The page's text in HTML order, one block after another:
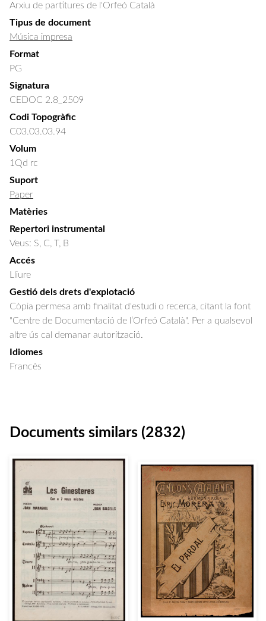
Arxiu de partitures de l'Orfeó Català
Tipus de document
Música impresa
Format
PG
Signatura
CEDOC 2.8_2509
Codi Topogràfic
C03.03.03.94
Volum
1Qd rc
Suport
Paper
Matèries
Repertori instrumental
Veus: S, C, T, B
Accés
Lliure
Gestió dels drets d'explotació
Còpia permesa amb finalitat d'estudi o recerca, citant la font
"Centre de Documentació de l’Orfeó Català". Per a qualsevol
altre ús cal demanar autorització.
Idiomes
Francès
Documents similars (2832)